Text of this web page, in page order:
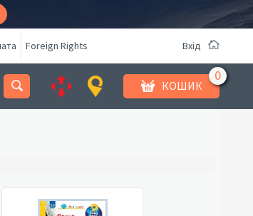
Foreign Rights Вхід
КОШИК